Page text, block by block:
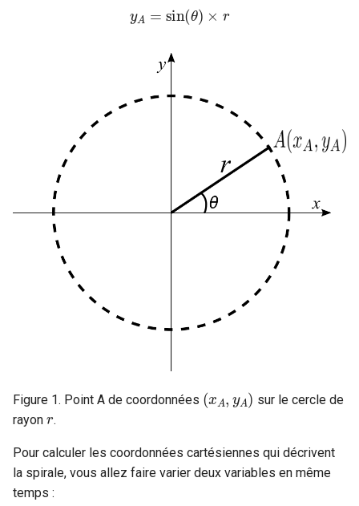
=sin(θ) ×r
Figure 1. Point A de coordonnées
( )
sur le cercle de
rayon
.
Pour calculer les coordonnées cartésiennes qui décrivent
la spirale, vous allez faire varier deux variables en même
temps :